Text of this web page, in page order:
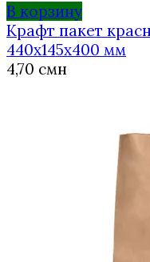
В корзину
Крафт пакет
440х145х400 мм
4,70 смн